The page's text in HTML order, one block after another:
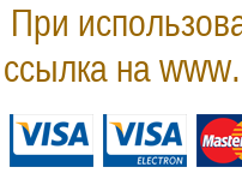
При
ссылка на